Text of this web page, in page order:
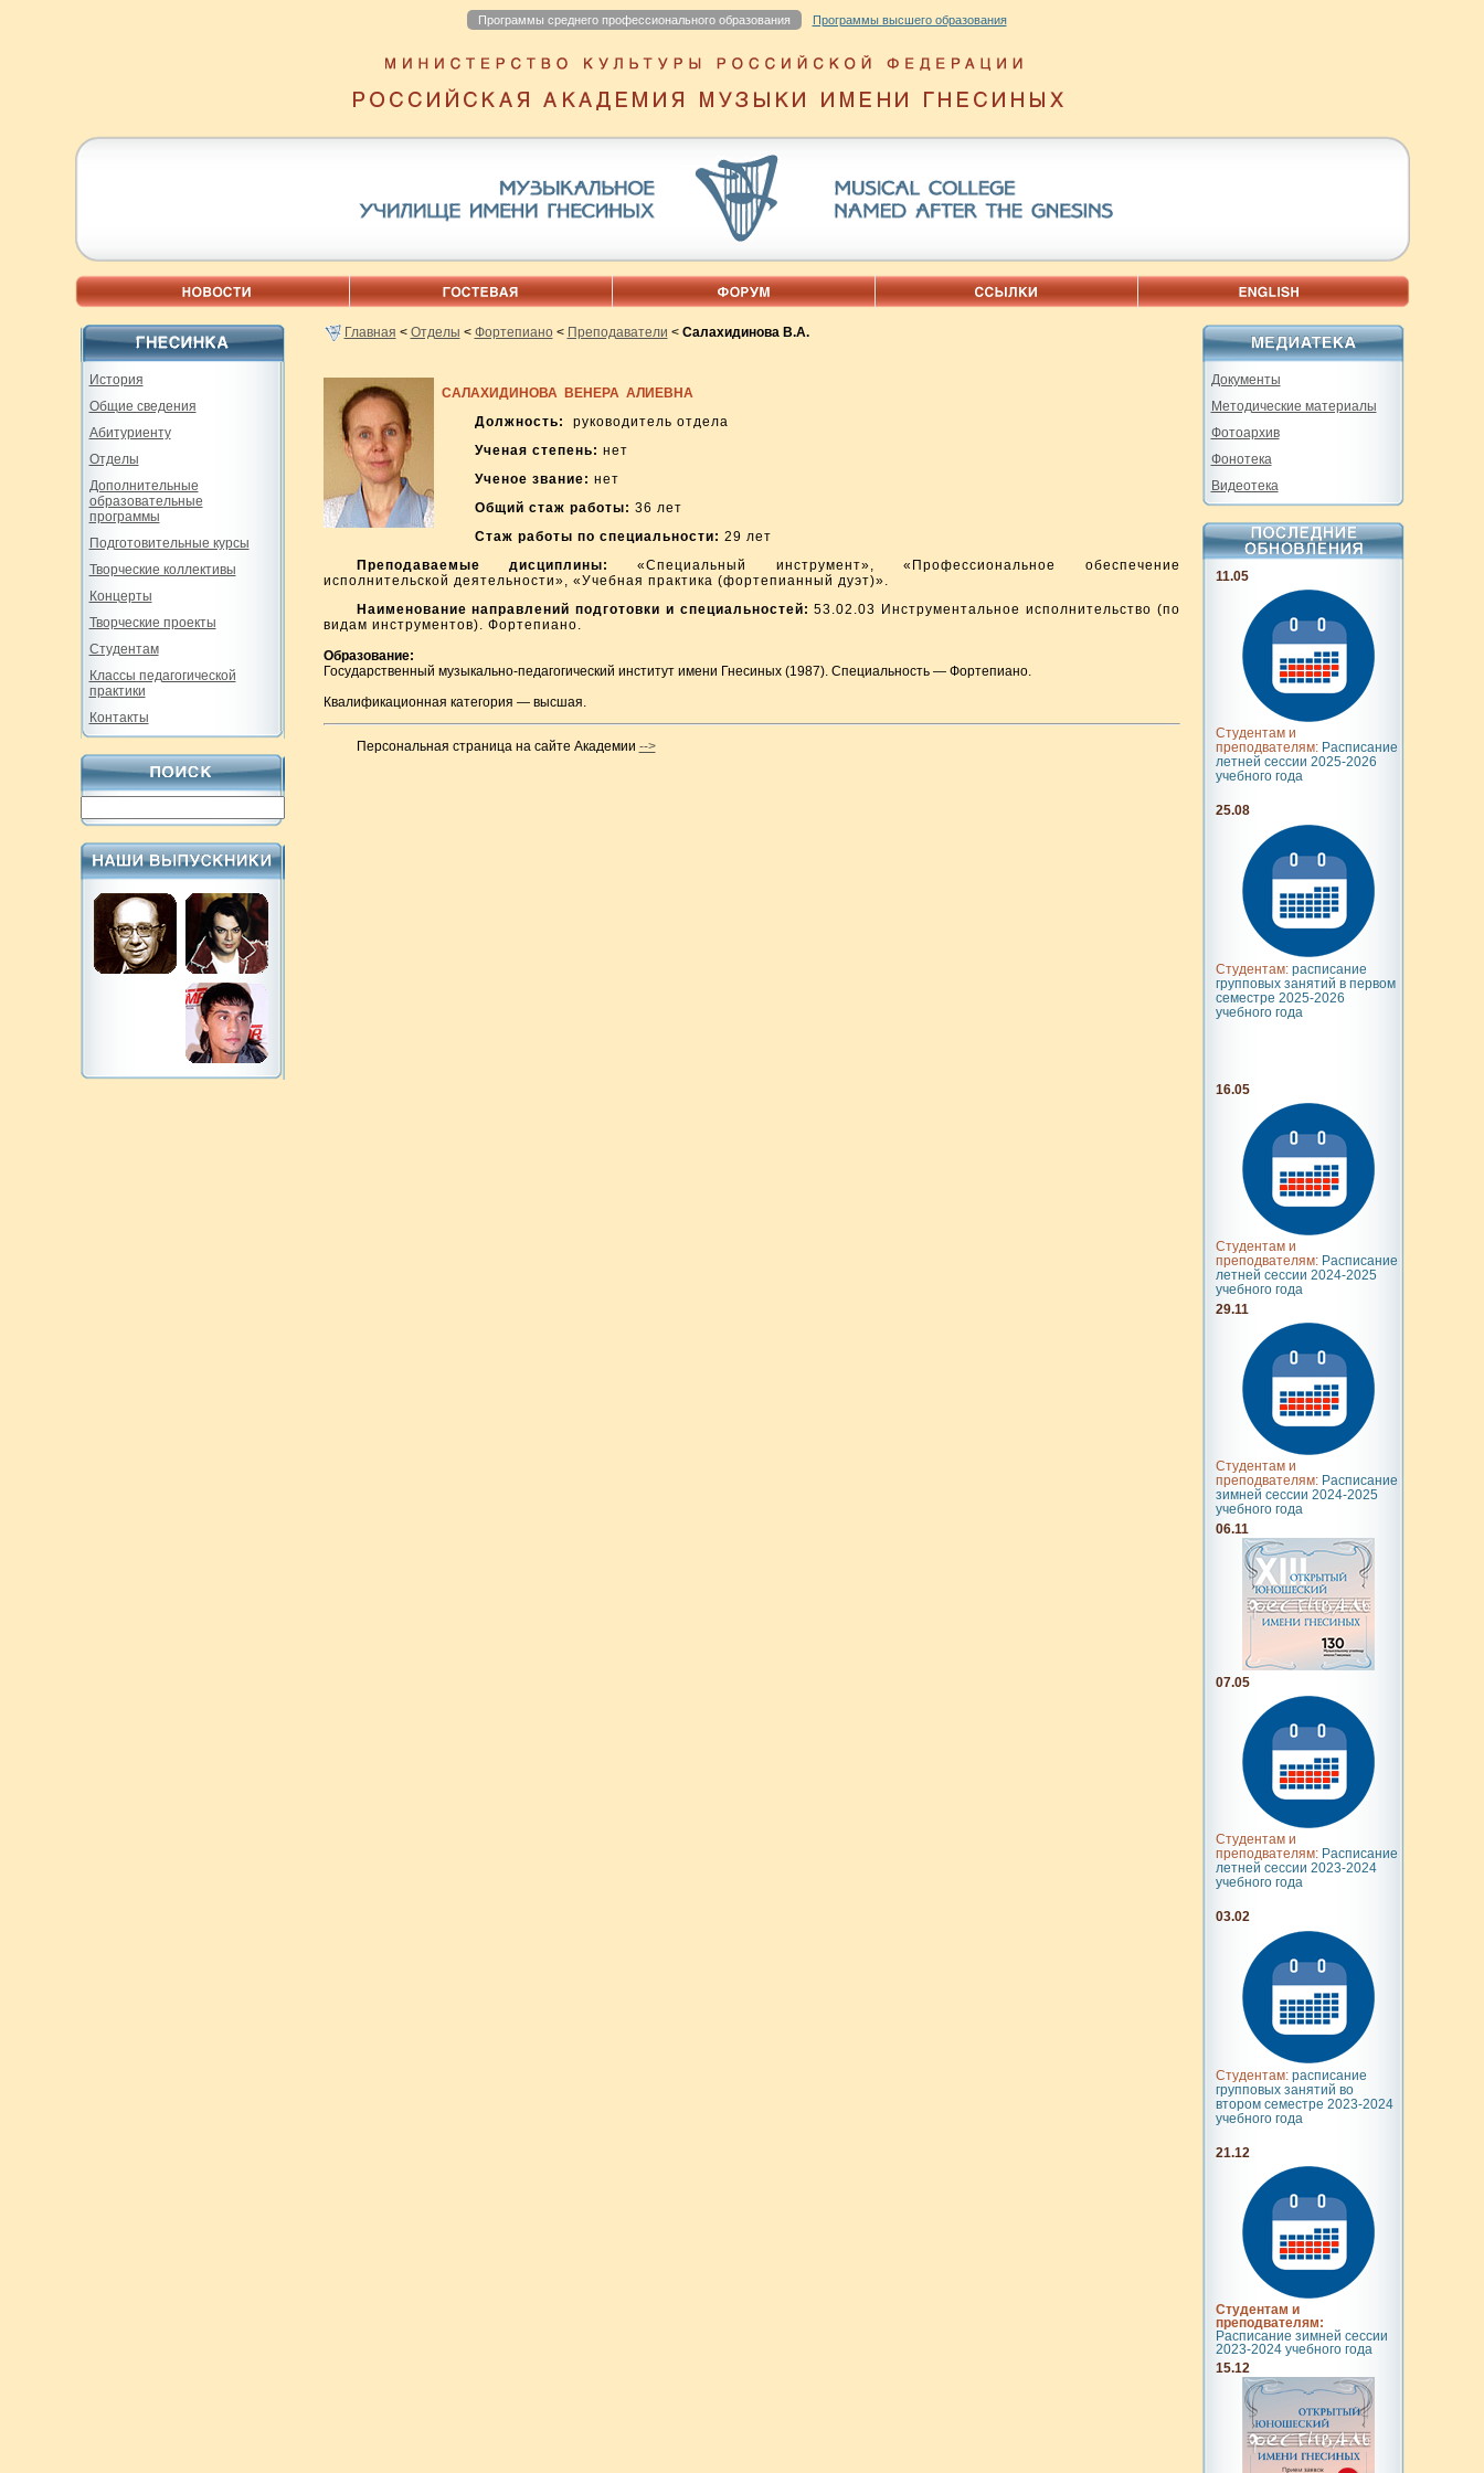
Программы среднего профессионального образования Программы высшего образования
История
Общие сведения
Абитуриенту
Отделы
Дополнительные
образовательные
программы
Подготовительные курсы
Творческие коллективы
Концерты
Творческие проекты
Студентам
Классы педагогической
практики
Контакты
Главная < Отделы < Фортепиано< Преподаватели < Салахидинова В.А.
САЛАХИДИНОВА ВЕНЕРА АЛИЕВНА
Должность:
руководитель отдела
Ученая степень: нет
Ученое звание: нет
Общий стаж работы: 36 лет
Стаж работы по специальности: 29 лет
П реподаваемые дисциплины:
«Специальный инструмент», «Профессиональное обеспечение
исполнительской деятельности», «Учебная практика (фортепианный дуэт)».
Наименование направлений подготовки и специальностей: 53.02.03 Инструментальное исполнительство (по
видам инструментов). Фортепиано.
Образование:
Государственный музыкально-педагогический институт имени Гнесиных (1987). Специальность — Фортепиано.
Квалификационная категория — высшая.
Персональная страница на сайте Академии -->
Документы
Методические материалы
Фотоархив
Фонотека
Видеотека
11.05
Студентам и
преподвателям: Расписание
летней сессии 2025-2026
учебного года
25.08
Студентам: расписание
групповых занятий в первом
семестре 2025-2026
учебного года
16.05
Студентам и
преподвателям: Расписание
летней сессии 2024-2025
учебного года
29.11
Студентам и
преподвателям: Расписание
зимней сессии 2024-2025
учебного года
06.11
07.05
Студентам и
преподвателям: Расписание
летней сессии 2023-2024
учебного года
03.02
Студентам: расписание
групповых занятий во
втором семестре 2023-2024
учебного года
21.12
Студентам и
преподвателям:
Расписание зимней сессии
2023-2024 учебного года
15.12